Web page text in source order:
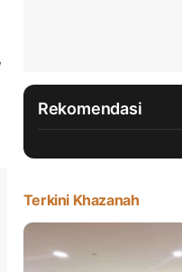
Rekomendasi
Terkini Khazanah